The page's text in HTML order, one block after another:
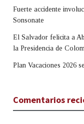
Fuerte accidente
Sonsonate
El Salvador felicita a
la Presidencia de
Plan Vacaciones 2026
Comentarios